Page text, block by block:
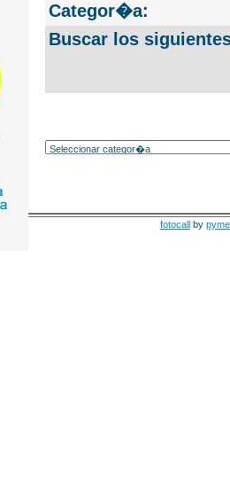
Categor�a:
Buscar los
fotocall by